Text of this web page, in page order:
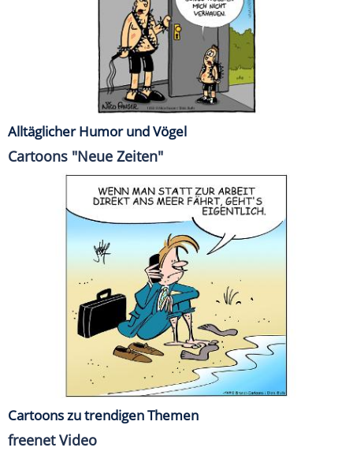
Alltäglicher Humor und Vögel
Cartoons "Neue Zeiten"
Cartoons zu trendigen Themen
freenet Video